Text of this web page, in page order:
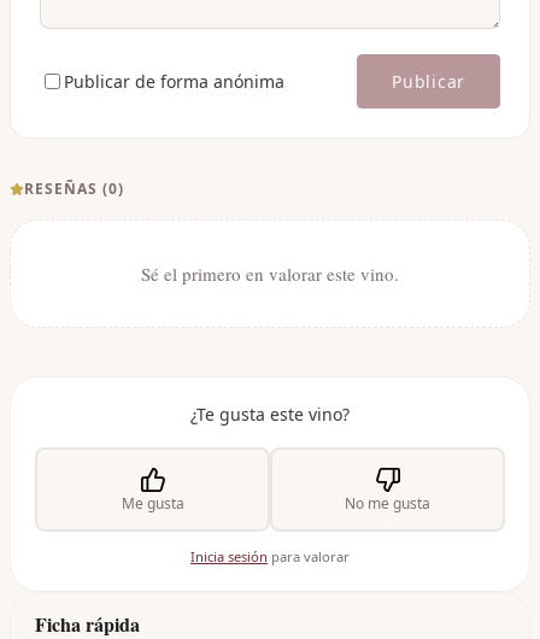
Publicar de forma anónima Publicar
RESEÑAS (0)
Sé el primero en valorar este vino.
¿Te gusta este vino?
Me gusta No me gusta
Inicia sesión para valorar
Ficha rápida